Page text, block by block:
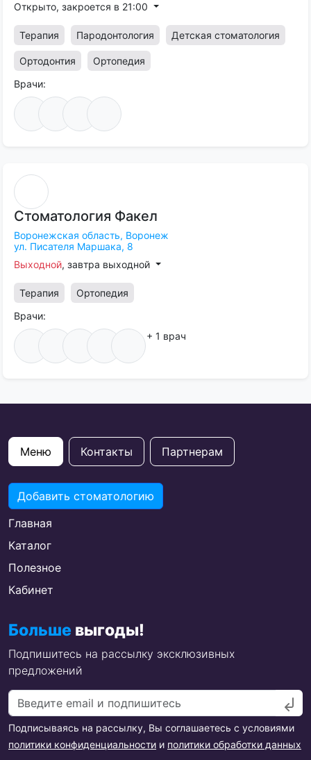
Открыто, закроется в 21:00
Терапия Пародонтология Детская стоматология
Ортодонтия
Ортопедия
Врачи:
Стоматология Факел
Воронежская область, Воронеж
ул. Писателя Маршака, 8
Выходной, завтра выходной
Терапия
Ортопедия
Врачи:
+ 1 врач
Меню Контакты Партнерам
Добавить стоматологию
Главная
Каталог
Полезное
Кабинет
Больше выгоды!
Подпишитесь на рассылку эксклюзивных
предложений
Подписываясь на рассылку, Вы соглашаетесь с условиями
политики конфиденциальности и политики обработки данных